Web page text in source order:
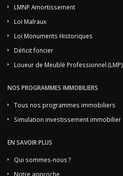
LMNP Amortissement
Loi Malraux
Loi Monuments Historiques
Déficit foncier
Loueur de Meublé Professionnel (LMP)
NOS PROGRAMMES IMMOBILIERS
Tous nos programmes immobiliers
Simulation investissement immobilier
EN SAVOIR PLUS
Qui sommes-nous ?
Notre approche